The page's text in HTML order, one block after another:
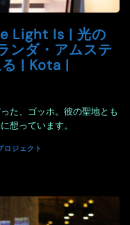
Light Is | 光の
ンダ・アムステ
| Kota |
た、ゴッホ。彼の聖地とも
想っています。
ロジェクト